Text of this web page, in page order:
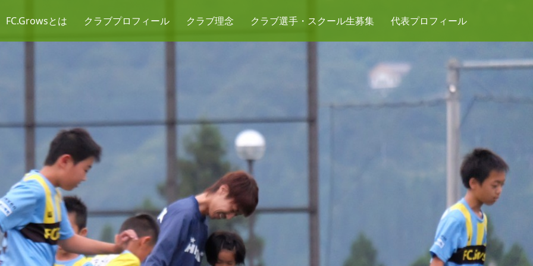
FC.Growsとは クラブプロフィール クラブ理念 クラブ選手・スクール生募集 代表プロフィール